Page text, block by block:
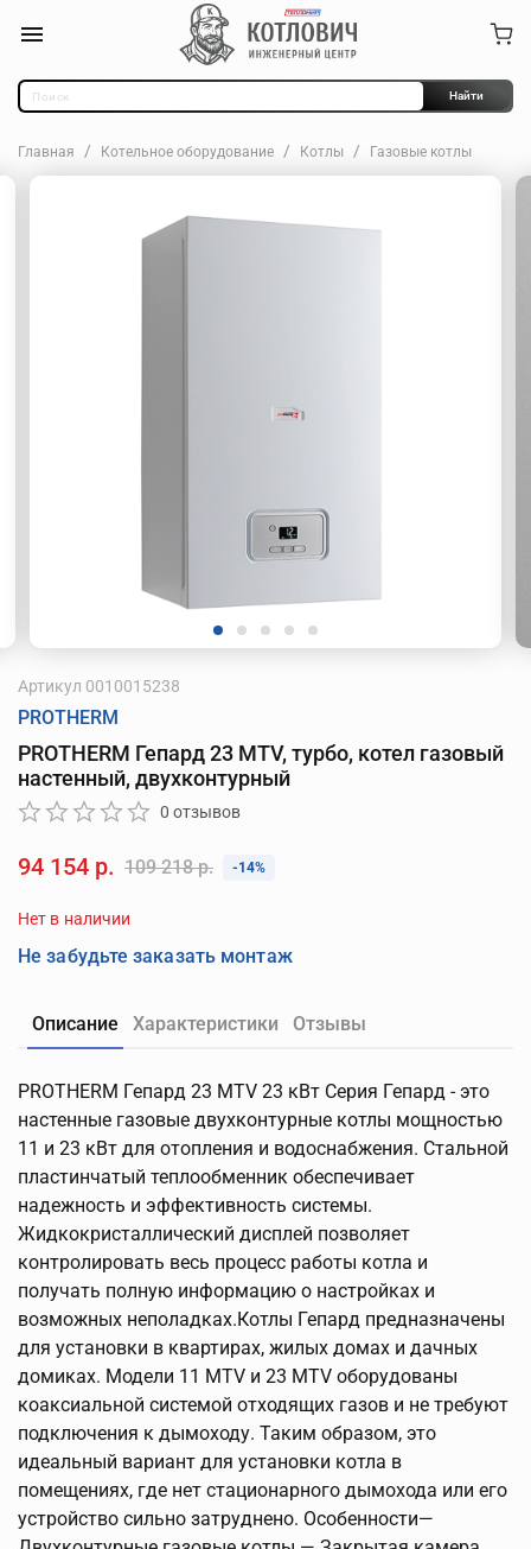
Найти
Главная Котельное оборудование Котлы Газовые котлы
Артикул 0010015238
PROTHERM
PROTHERM Гепард 23 MTV, турбо, котел газовый
настенный, двухконтурный
0 отзывов
94 154 р. 109 218 р. -14%
Нет в наличии
Не забудьте заказать монтаж
Описание Характеристики Отзывы
PROTHERM Гепард 23 MTV 23 кВт Серия Гепард - это
настенные газовые двухконтурные котлы мощностью
11 и 23 кВт для отопления и водоснабжения. Стальной
пластинчатый теплообменник обеспечивает
надежность и эффективность системы.
Жидкокристаллический дисплей позволяет
контролировать весь процесс работы котла и
получать полную информацию о настройках и
возможных неполадках.Котлы Гепард предназначены
для установки в квартирах, жилых домах и дачных
домиках. Модели 11 MTV и 23 MTV оборудованы
коаксиальной системой отходящих газов и не требуют
подключения к дымоходу. Таким образом, это
идеальный вариант для установки котла в
помещениях, где нет стационарного дымохода или его
устройство сильно затруднено. Особенности—